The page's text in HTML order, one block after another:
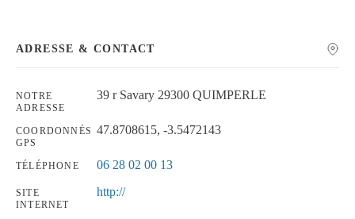
ADRESSE & CONTACT
NOTRE
ADRESSE
39 r Savary 29300 QUIMPERLE
COORDONNÉS
GPS
47.8708615, -3.5472143
TÉLÉPHONE 06 28 02 00 13
SITE
INTERNET
http://